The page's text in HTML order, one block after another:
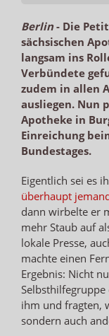
Berlin- Die
sächsischen
langsam ins
Verbündete
zudem in allen
ausliegen. Nun
Apotheke in
Einreichung
Bundestages.
Eigentlich sei es
überhaupt
dann wirbelte er
mehr Staub auf
lokale Presse,
machte einen
Ergebnis: Nicht
ihm und fragten,
sondern auch